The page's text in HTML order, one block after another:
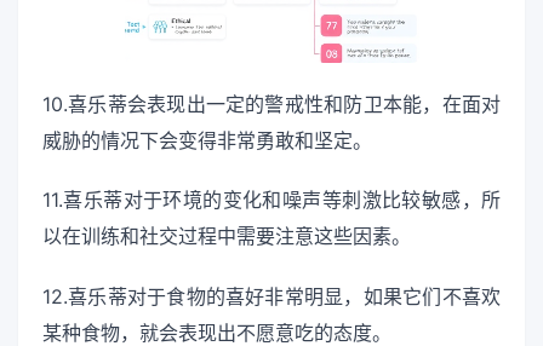
10.喜乐蒂会表现出一定的警戒性和防卫本能，在面对
威胁的情况下会变得非常勇敢和坚定。
11.喜乐蒂对于环境的变化和噪声等刺激比较敏感，所
以在训练和社交过程中需要注意这些因素。
12.喜乐蒂对于食物的喜好非常明显，如果它们不喜欢
某种食物，就会表现出不愿意吃的态度。